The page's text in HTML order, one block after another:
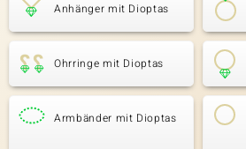
Anhänger mit Dioptas
Ohrringe mit Dioptas
Armbänder mit Dioptas